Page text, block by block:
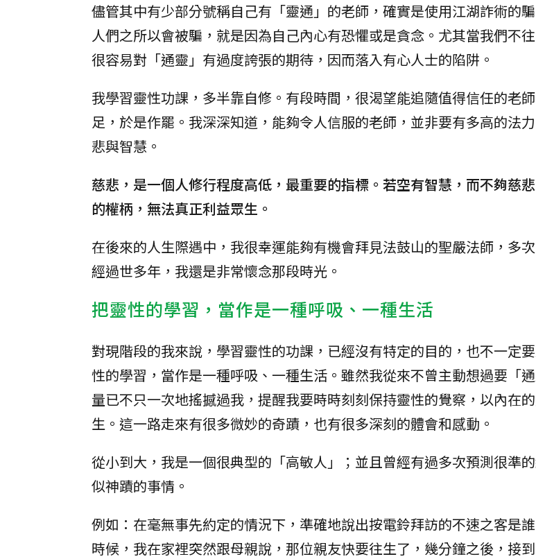
儘管其中有少部分號稱自己有「靈通」的老師，確實是使用江湖詐術的
人們之所以會被騙，就是因為自己內心有恐懼或是貪念。尤其當我們不
很容易對「通靈」有過度誇張的期待，因而落入有心人士的陷阱。
我學習靈性功課，多半靠自修。有段時間，很渴望能追隨值得信任的老
足，於是作罷。我深深知道，能夠令人信服的老師，並非要有多高的法
悲與智慧。
慈悲，是一個人修行程度高低，最重要的指標。若空有智慧，而不夠慈
的權柄，無法真正利益眾生。
在後來的人生際遇中，我很幸運能夠有機會拜見法鼓山的聖嚴法師，多
經過世多年，我還是非常懷念那段時光。
把靈性的學習，當作是一種呼吸、一種生活
對現階段的我來說，學習靈性的功課，已經沒有特定的目的，也不一定
性的學習，當作是一種呼吸、一種生活。雖然我從來不曾主動想過要「
量已不只一次地搖撼過我，提醒我要時時刻刻保持靈性的覺察，以內在
生。這一路走來有很多微妙的奇蹟，也有很多深刻的體會和感動。
從小到大，我是一個很典型的「高敏人」；並且曾經有過多次預測很準
似神蹟的事情。
例如：在毫無事先約定的情況下，準確地說出按電鈴拜訪的不速之客是
時候，我在家裡突然跟母親說，那位親友快要往生了，幾分鐘之後，接